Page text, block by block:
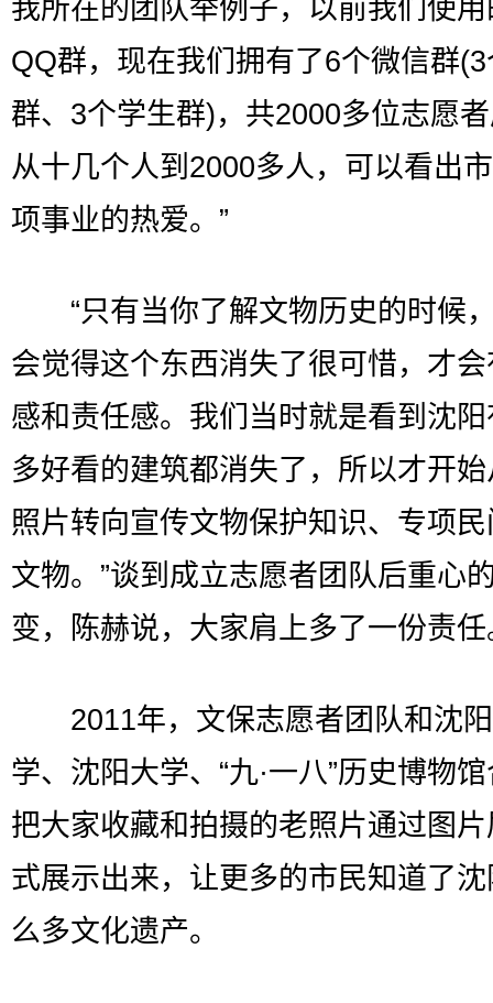
我所在的团队举例子，以前我们使
QQ群，现在我们拥有了6个微信群
群、3个学生群)，共2000多位志愿
从十几个人到2000多人，可以看出
项事业的热爱。”
“只有当你了解文物历史的时候
会觉得这个东西消失了很可惜，才
感和责任感。我们当时就是看到沈
多好看的建筑都消失了，所以才开
照片转向宣传文物保护知识、专项
文物。”谈到成立志愿者团队后重心
变，陈赫说，大家肩上多了一份责任
2011年，文保志愿者团队和沈
学、沈阳大学、“九·一八”历史博物
把大家收藏和拍摄的老照片通过图
式展示出来，让更多的市民知道了
么多文化遗产。